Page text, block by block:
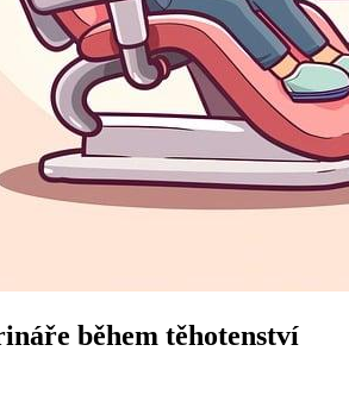
během těhotenství